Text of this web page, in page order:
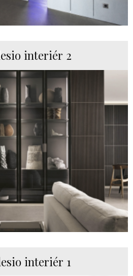
interiér 2
interiér 1